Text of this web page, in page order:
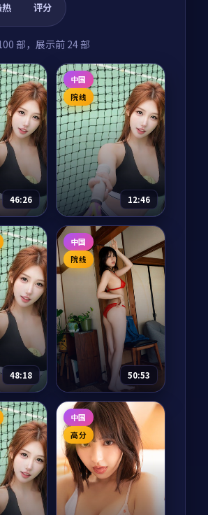
评分
部，展示前 24部
46:26
凯 等
到延安
」秘密
本毫不
把一
安全送
上每
是被付
战争
中国
院线
12:46
我们的丝绸之路
纪录片 2025
主演： 任达华、陈坤
从长安到撒马尔罕、
从骆驼到中欧班列，
十二集纪录片把两千
年的丝绸之路重新走
了一遍。每一集都从
一件文物开始，回到
正在重新连接的当
下。
69,239 9.0 剧情
48:18
美、阿
潜水教
份来自
，落
中国
院线
50:53
山海有归人
电视剧 2025
主演：吴京、刘亦菲
等
《山海经》记载的
「归人」在 2087 年的
近未来再次现身，一
中国
高分